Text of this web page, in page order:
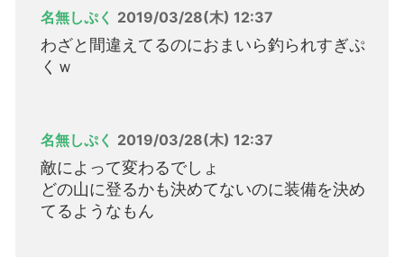
名無しぷく 2019/03/28(木) 12:37
わざと間違えてるのにおまいら釣られすぎぷ
くｗ
名無しぷく 2019/03/28(木) 12:37
敵によって変わるでしょ
どの山に登るかも決めてないのに装備を決め
てるようなもん